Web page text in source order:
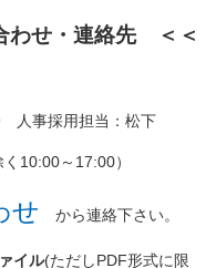
わせ・連絡先 ＜＜
人事採用担当：松下
10:00～ 17:00）
せ から連絡下さい。
イル(ただしPDF形式に限